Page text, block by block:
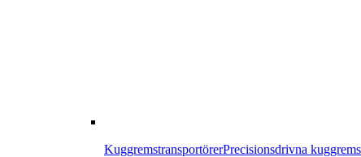
KuggremstransportörerPrecisionsdrivna